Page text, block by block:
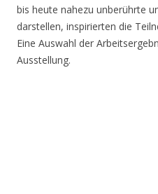
bis heute nahezu unberührte
darstellen, inspirierten die
Eine Auswahl der
Ausstellung.